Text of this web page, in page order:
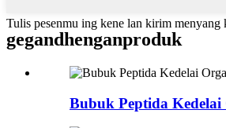
Tulis pesenmu ing kene lan kirim menyang
gegandhenganproduk
Bubuk Peptida